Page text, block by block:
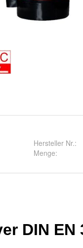
Hersteller Nr.:
Menge: